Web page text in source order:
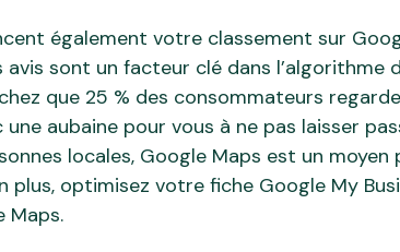
également votre classement sur
avis sont un facteur clé dans l’algorithme
que 25 % des consommateurs
une aubaine pour vous à ne pas laisser
locales, Google Maps est un
plus, optimisez votre fiche Google My
Maps.